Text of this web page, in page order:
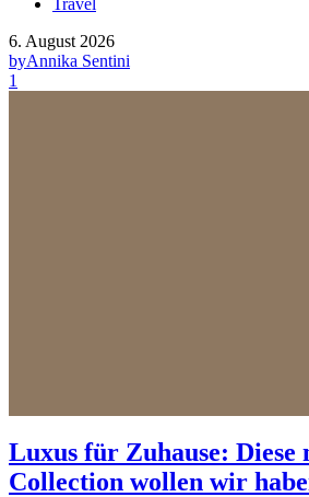
Travel
6. August 2026
byAnnika Sentini
1
Luxus für Zuhause: Diese
Collection wollen wir